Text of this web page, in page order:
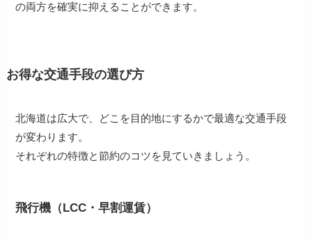
の両方を確実に抑えることができます。
お得な交通手段の選び方
北海道は広大で、どこを目的地にするかで最適な交通手段
が変わります。
それぞれの特徴と節約のコツを見ていきましょう。
飛行機（LCC・早割運賃）